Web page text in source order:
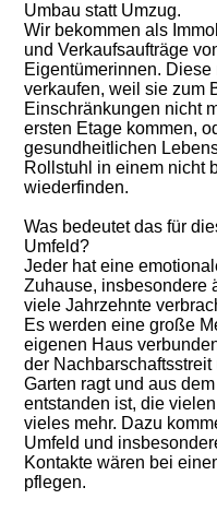
Umbau statt Umzug.
Wir bekommen als
und Verkaufsaufträge
Eigentümerinnen.
verkaufen, weil sie zum
Einschränkungen nicht
ersten Etage kommen,
gesundheitlichen
Rollstuhl in einem nicht
wiederfinden.
Was bedeutet das für
Umfeld?
Jeder hat eine
Zuhause, insbesondere
viele Jahrzehnte
Es werden eine große
eigenen Haus
der
Garten ragt und aus
entstanden ist, die
vieles mehr. Dazu
Umfeld und
Kontakte wären bei
pflegen.